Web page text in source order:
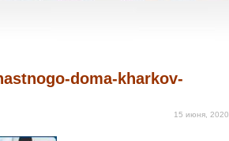
doma-kharkov-
15 июня, 2020